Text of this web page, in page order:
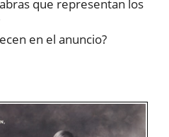
que representan los
en el anuncio?